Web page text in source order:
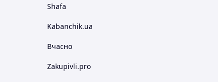
Shafa
Kabanchik.ua
Вчасно
Zakupivli.pro